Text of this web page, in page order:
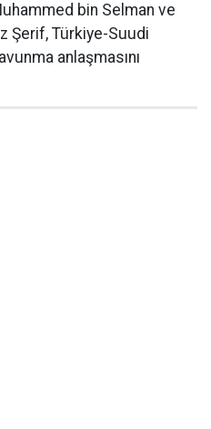
bin Selman ve
Şerif, Türkiye-Suudi
anlaşmasını